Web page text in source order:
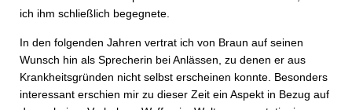
ich ihm schließlich begegnete.
In den folgenden Jahren vertrat ich von Braun auf seinen
Wunsch hin als Sprecherin bei Anlässen, zu denen er aus
Krankheitsgründen nicht selbst erscheinen konnte. Besonders
interessant erschien mir zu dieser Zeit ein Aspekt in Bezug auf